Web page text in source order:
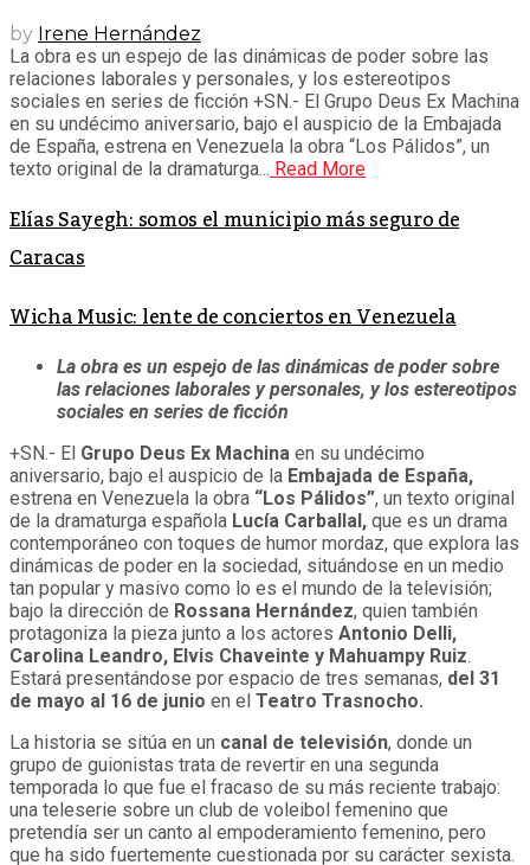
by Irene Hernández
La obra es un espejo de las dinámicas de poder sobre las
relaciones laborales y personales, y los estereotipos
sociales en series de ficción +SN.- El Grupo Deus Ex Machina
en su undécimo aniversario, bajo el auspicio de la Embajada
de España, estrena en Venezuela la obra “Los Pálidos”, un
texto original de la dramaturga... Read More
Elías Sayegh: somos el municipio más seguro de
Caracas
Wicha Music: lente de conciertos en Venezuela
La obra es un espejo de las dinámicas de poder sobre
las relaciones laborales y personales, y los estereotipos
sociales en series de ficción
+SN.- El Grupo Deus Ex Machina en su undécimo
aniversario, bajo el auspicio de la Embajada de España,
estrena en Venezuela la obra “Los Pálidos”, un texto original
de la dramaturga española Lucía Carballal, que es un drama
contemporáneo con toques de humor mordaz, que explora las
dinámicas de poder en la sociedad, situándose en un medio
tan popular y masivo como lo es el mundo de la televisión;
bajo la dirección de Rossana Hernández, quien también
protagoniza la pieza junto a los actores Antonio Delli,
Carolina Leandro, Elvis Chaveinte y Mahuampy Ruiz.
Estará presentándose por espacio de tres semanas, del 31
de mayo al 16 de junio en el Teatro Trasnocho.
La historia se sitúa en un canal de televisión, donde un
grupo de guionistas trata de revertir en una segunda
temporada lo que fue el fracaso de su más reciente trabajo:
una teleserie sobre un club de voleibol femenino que
pretendía ser un canto al empoderamiento femenino, pero
que ha sido fuertemente cuestionada por su carácter sexista.